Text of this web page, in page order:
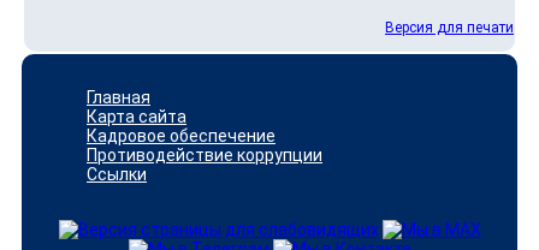
Версия для печати
Главная
Карта сайта
Кадровое обеспечение
Противодействие коррупции
Ссылки